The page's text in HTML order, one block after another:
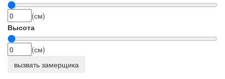
(см)
Высота
(см)
вызвать замерщика